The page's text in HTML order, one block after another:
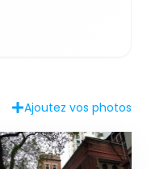
Ajoutez vos photos